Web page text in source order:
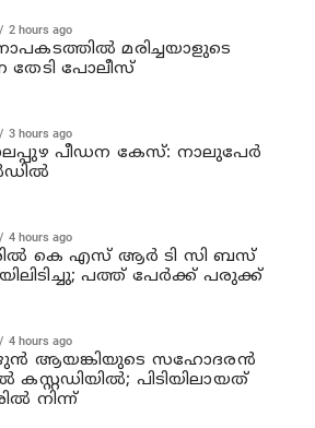
2 hours ago
മരിച്ചയാളുടെ
തേടി പോലീസ്
3 hours ago
പീഡന കേസ്: നാലുപേര്‍
4 hours ago
കെ എസ് ആര്‍ ടി സി ബസ്
പത്ത് പേര്‍ക്ക് പരുക്ക്
4 hours ago
ആയങ്കിയുടെ സഹോദരന്‍
കസ്റ്റഡിയില്‍; പിടിയിലായത്
നിന്ന്